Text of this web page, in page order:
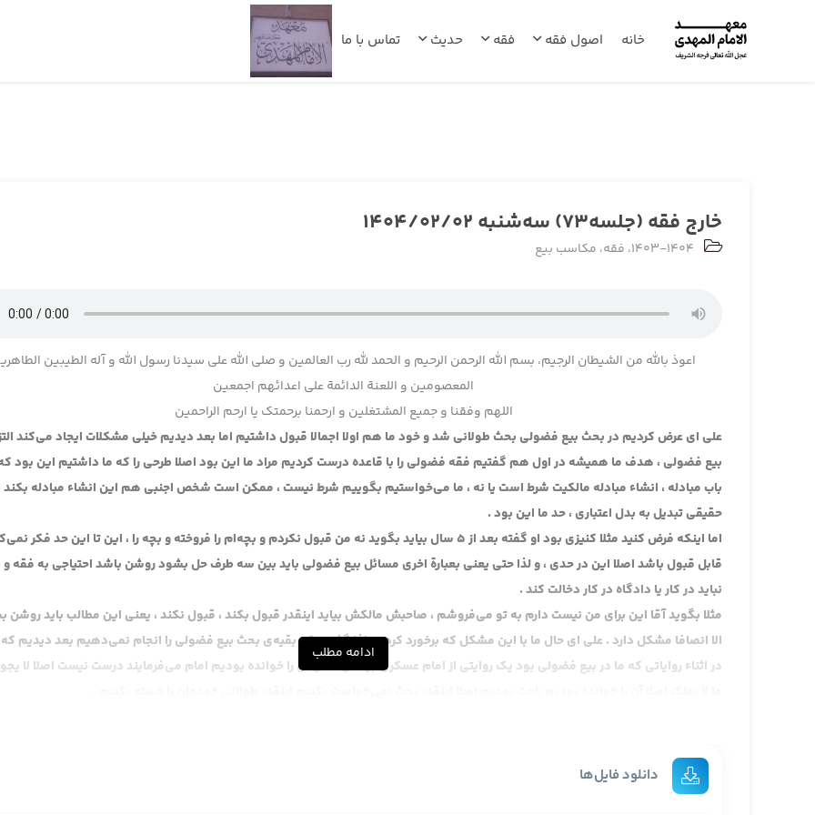
خانه اصول فقه فقه حدیث تماس با ما
خارج فقه (جلسه73) سه‌شنبه 1404/02/02
1403-1404، فقه، مکاسب بیع
اعوذ بالله من الشیطان الرجیم، بسم الله الرحمن الرحیم و الحمد لله رب العالمین و صلی الله علی سیدنا رسول الله و آله الطیبین
المعصومین و اللعنة الدائمة علی اعدائهم اجمعین
اللهم وفقنا و جمیع المشتغلین و ارحمنا برحمتک یا ارحم الراحمین
علی ای عرض کردیم در بحث بیع فضولی بحث طولانی شد و خود ما هم اولا اجمالا قبول داشتیم اما بعد دیدیم خیلی مشکلات ایجاد می‌کند
بیع فضولی ، هدف ما همیشه در اول هم گفتیم فقه فضولی را با قاعده درست کردیم مراد ما این بود اصلا طرحی را که ما داشتیم این بود که
باب مبادله ، انشاء مبادله مالکیت شرط است یا نه ، ما می‌خواستیم بگوییم شرط نیست ، ممکن است شخص اجنبی هم این انشاء مبادله
حقیقی تبدیل به بدل اعتباری ، حد ما این بود .
اما اینکه فرض کنید مثلا کنیزی بود او گفته بعد از 5 سال بیاید بگوید نه من قبول نکردم و بچه‌ام را فروخته و بچه را ، این تا این حد فکر
قابل قبول باشد اصلا این در حدی ، و لذا حتی یعنی بعبارة اخری مسائل بیع فضولی باید بین سه طرف حل بشود روشن باشد احتیاجی به فقه و
نباید در کار یا دادگاه در کار دخالت کند .
مثلا بگوید آقا این برای من نیست دارم به تو می‌فروشم ، صاحبش مالکش بیاید اینقدر قبول بکند ، قبول نکند ، یعنی این مطالب باید روشن
الا انصافا مشکل دارد . علی ای حال ما با این مشکل که برخورد کردیم لذا گفتیم که بقیه‌ی بحث بیع فضولی را انجام نمی‌دهیم بعد دیدیم که
در اثناء روایاتی که ما در بیع فضولی بود یک روایتی از امام عسکری بود ای کاش آن را خوانده بودیم امام می‌فرمایند درست نیست اصلا لا
می‌شود حسب القاعده مبادله‌ی انشائی درست کرد عن مالک نباشد ، بحث سر یک کلمه ، چون یک بدل حقیقی دارد که قیمت آن باشد ، یک بدل
دارد که قرارداد است عقد است ، عقد را می‌شود انجام داد بدل جعلی قرار داد ولو مالک نباشد این یک مقدار قواعدی که ما گفتیم این بود
ادامه مطلب
دانلود فایل‌ها